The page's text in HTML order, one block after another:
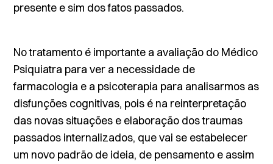
presente e sim dos fatos passados.
No tratamento é importante a avaliação do Médico
Psiquiatra para ver a necessidade de
farmacologia e a psicoterapia para analisarmos as
disfunções cognitivas, pois é na reinterpretação
das novas situações e elaboração dos traumas
passados internalizados, que vai se estabelecer
um novo padrão de ideia, de pensamento e assim